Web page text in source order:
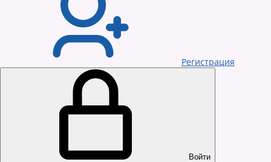
Регистрация
Войти